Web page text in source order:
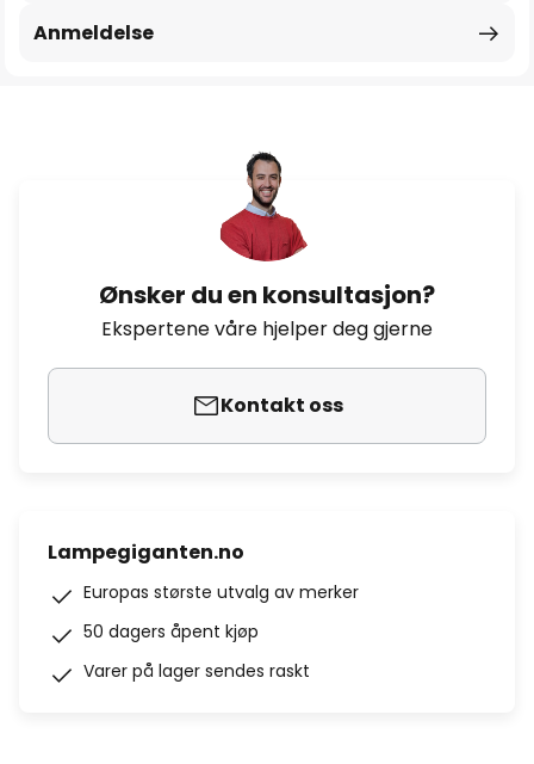
Anmeldelse
Ønsker du en konsultasjon?
Ekspertene våre hjelper deg gjerne
Kontakt oss
Lampegiganten.no
Europas største utvalg av merker
50 dagers åpent kjøp
Varer på lager sendes raskt